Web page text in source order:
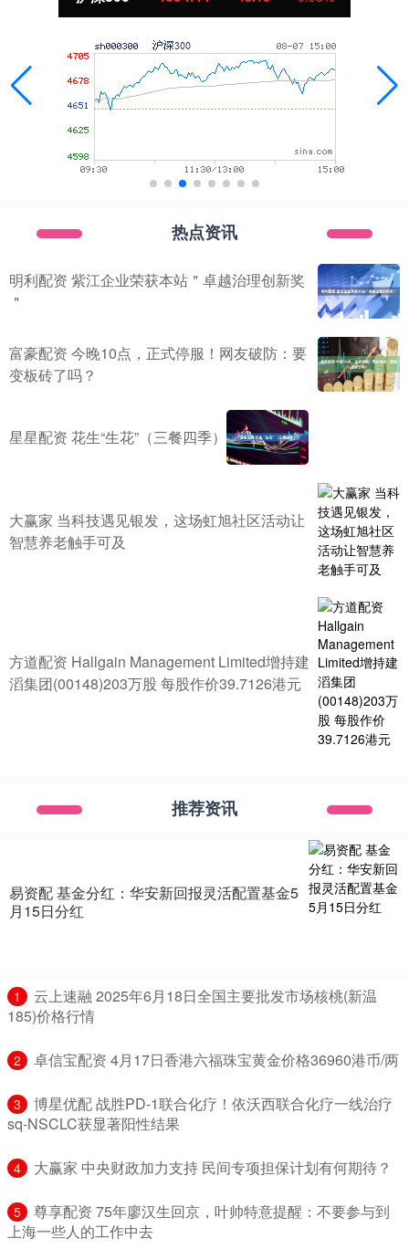
热点资讯
明利配资 紫江企业荣获本站＂卓越治理创新奖
＂
富豪配资 今晚10点，正式停服！网友破防：要
变板砖了吗？
星星配资 花生“生花”（三餐四季）
大赢家 当科技遇见银发，这场虹旭社区活动让
智慧养老触手可及
方道配资 Hallgain Management Limited增持建
滔集团(00148)203万股 每股作价39.7126港元
推荐资讯
易资配 基金分红：华安新回报灵活配置基金5
月15日分红
1
​云上速融 2025年6月18日全国主要批发市场核桃(新温
185)价格行情
2 ​卓信宝配资 4月17日香港六福珠宝黄金价格36960港币/两
3
​博星优配 战胜PD-1联合化疗！依沃西联合化疗一线治疗
sq-NSCLC获显著阳性结果
4 ​大赢家 中央财政加力支持 民间专项担保计划有何期待？
5
​尊享配资 75年廖汉生回京，叶帅特意提醒：不要参与到
上海一些人的工作中去